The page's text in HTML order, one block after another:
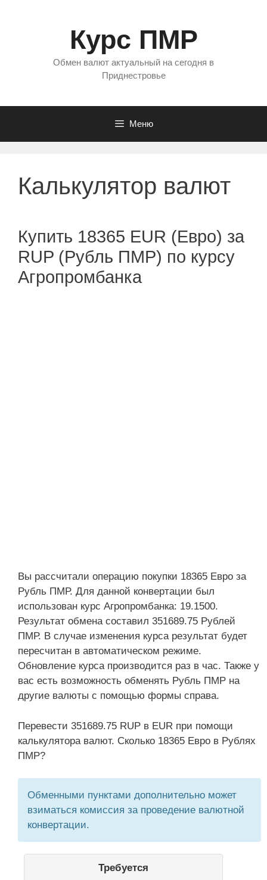
Курс ПМР
Обмен валют актуальный на сегодня в
Приднестровье
Меню
Калькулятор валют
Купить 18365 EUR (Евро) за
RUP (Рубль ПМР) по курсу
Агропромбанка
Вы рассчитали операцию покупки 18365 Евро за
Рубль ПМР. Для данной конвертации был
использован курс Агропромбанка: 19.1500.
Результат обмена составил 351689.75 Рублей
ПМР. В случае изменения курса результат будет
пересчитан в автоматическом режиме.
Обновление курса производится раз в час. Также у
вас есть возможность обменять Рубль ПМР на
другие валюты с помощью формы справа.
Перевести 351689.75 RUP в EUR при помощи
калькулятора валют. Сколько 18365 Евро в Рублях
ПМР?
Обменными пунктами дополнительно может
взиматься комиссия за проведение валютной
конвертации.
Требуется